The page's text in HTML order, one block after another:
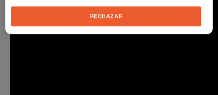
RECHAZAR